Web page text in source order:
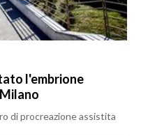
l'embrione
di procreazione assistita